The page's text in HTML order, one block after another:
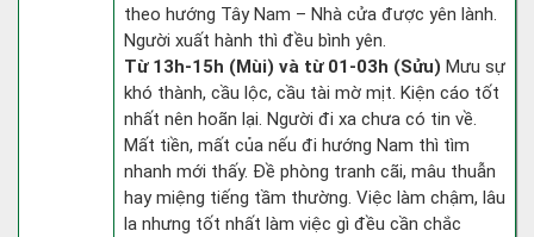
theo hướng Tây Nam – Nhà cửa được yên lành.
Người xuất hành thì đều bình yên.
Từ 13h-15h (Mùi) và từ 01-03h (Sửu) Mưu sự
khó thành, cầu lộc, cầu tài mờ mịt. Kiện cáo tốt
nhất nên hoãn lại. Người đi xa chưa có tin về.
Mất tiền, mất của nếu đi hướng Nam thì tìm
nhanh mới thấy. Đề phòng tranh cãi, mâu thuẫn
hay miệng tiếng tầm thường. Việc làm chậm, lâu
la nhưng tốt nhất làm việc gì đều cần chắc